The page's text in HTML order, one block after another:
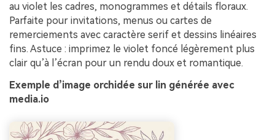
au violet les cadres, monogrammes et détails floraux.
Parfaite pour invitations, menus ou cartes de
remerciements avec caractère serif et dessins linéaires
fins. Astuce : imprimez le violet foncé légèrement plus
clair qu’à l’écran pour un rendu doux et romantique.
Exemple d’image orchidée sur lin générée avec
media.io